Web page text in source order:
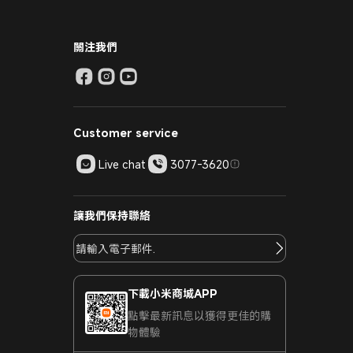
關注我們
Customer service
Live chat 3077-3620
讓我們保持聯絡
下載小米商城APP
點擊最新訊息以獲得更佳的購
物體驗